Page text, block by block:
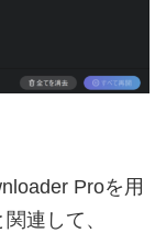
Proを用
連して、